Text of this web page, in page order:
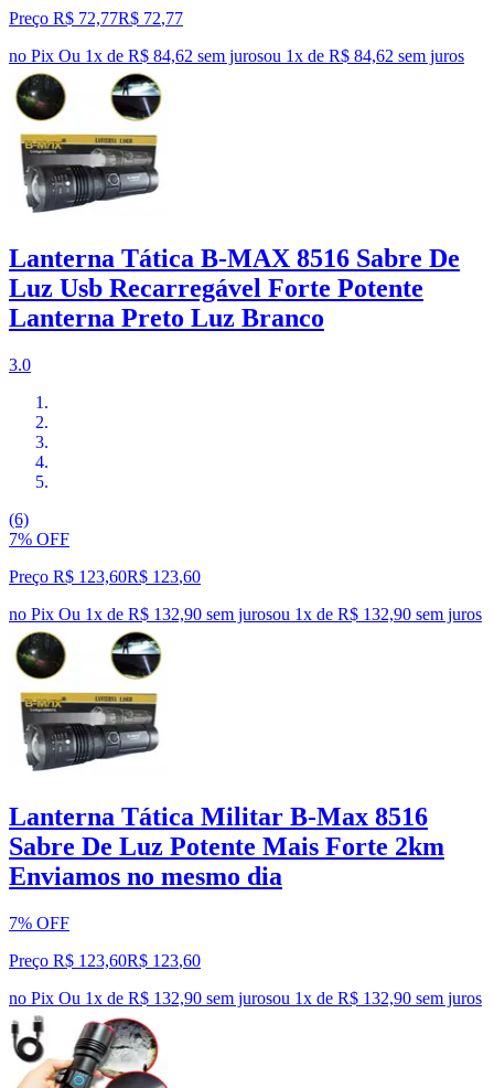
Preço R$ 72,77R$ 72,77
no Pix Ou 1x de R$ 84,62 sem jurosou 1x de R$ 84,62 sem juros
Lanterna Tática B-MAX 8516 Sabre De
Luz Usb Recarregável Forte Potente
Lanterna Preto Luz Branco
3.0
(6)
7% OFF
Preço R$ 123,60R$ 123,60
no Pix Ou 1x de R$ 132,90 sem jurosou 1x de R$ 132,90 sem juros
Lanterna Tática Militar B-Max 8516
Sabre De Luz Potente Mais Forte 2km
Enviamos no mesmo dia
7% OFF
Preço R$ 123,60R$ 123,60
no Pix Ou 1x de R$ 132,90 sem jurosou 1x de R$ 132,90 sem juros